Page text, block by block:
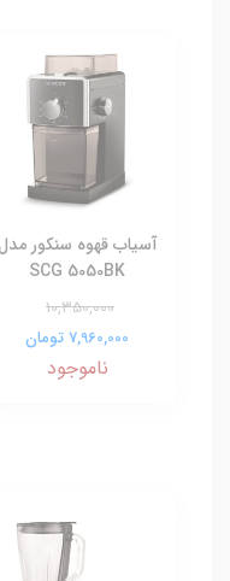
آسیاب قهوه سنکور
SCG 5050BK
10,350,000
7,960,000 تومان
ناموجود